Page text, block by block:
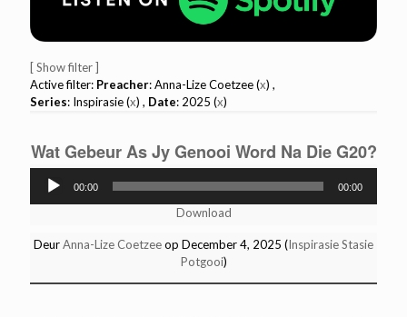
[ Show filter ]
Active filter: Preacher: Anna-Lize Coetzee (x) ,
Series: Inspirasie (x) , Date: 2025 (x)
Wat Gebeur As Jy Genooi Word Na Die G20?
Player
00:00 00:00
Download
DeurAnna-Lize Coetzeeop December 4, 2025 (Inspirasie Stasie
Potgooi)